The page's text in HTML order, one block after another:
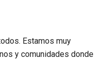
Estamos muy
y comunidades donde